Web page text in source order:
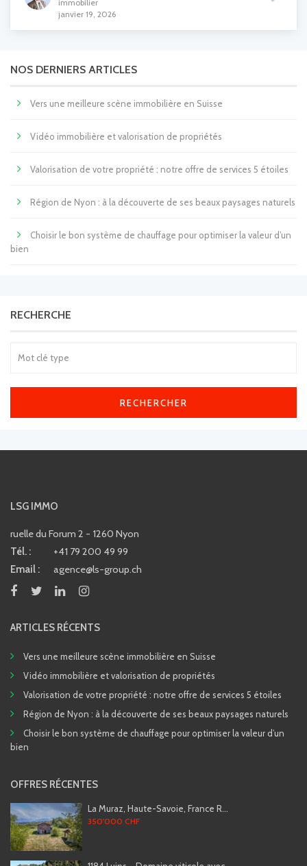
immobilier
janvier 19, 2026
NOS DERNIERS ARTICLES
Vers une meilleure scène immobilière en Suisse
Vidéo immobilière et valorisation de propriétés
Valorisation de votre propriété : notre offre de services 5 étoiles
Région de Nyon : à la découverte de ses beaux paysages naturels
Choisir le bon système de chauffage pour optimiser la valeur d’un
bien
RECHERCHE
RECHERCHER
LSG IMMO
ruelle du Forum 2 - 1260 Nyon
Tél. :
+41 79 200 49 99
Email :
agence@ls-group.ch
ARTICLES RÉCENTS
Vers une meilleure scène immobilière en Suisse
Vidéo immobilière et valorisation de propriétés
Valorisation de votre propriété : notre offre de services 5 étoiles
Région de Nyon : à la découverte de ses beaux paysages naturels
Choisir le bon système de chauffage pour optimiser la valeur d’un
bien
OFFRES RÉCENTES
La Muraz, Haute-Savoie, France R...
350'000 CHF